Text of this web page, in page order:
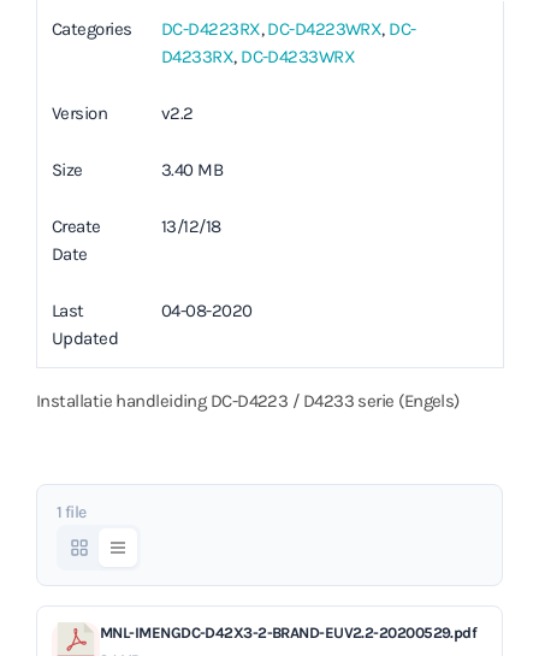
Categories DC-D4223RX,DC-D4223WRX, DC-
D4233RX, DC-D4233WRX
Version v2.2
Size 3.40 MB
Create
Date
13/12/18
Last
Updated
04-08-2020
Installatie handleiding DC-D4223 / D4233 serie (Engels)
1 file
MNL-IMENGDC-D42X3-2-BRAND-EUV2.2-20200529.pdf